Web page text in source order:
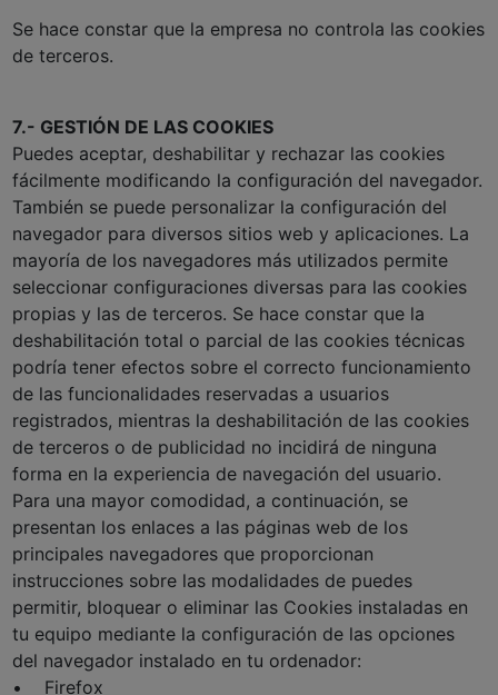
Se hace constar que la empresa no controla las cookies
de terceros.
7.- GESTIÓN DE LAS COOKIES
Puedes aceptar, deshabilitar y rechazar las cookies
fácilmente modificando la configuración del navegador.
También se puede personalizar la configuración del
navegador para diversos sitios web y aplicaciones. La
mayoría de los navegadores más utilizados permite
seleccionar configuraciones diversas para las cookies
propias y las de terceros. Se hace constar que la
deshabilitación total o parcial de las cookies técnicas
podría tener efectos sobre el correcto funcionamiento
de las funcionalidades reservadas a usuarios
registrados, mientras la deshabilitación de las cookies
de terceros o de publicidad no incidirá de ninguna
forma en la experiencia de navegación del usuario.
Para una mayor comodidad, a continuación, se
presentan los enlaces a las páginas web de los
principales navegadores que proporcionan
instrucciones sobre las modalidades de puedes
permitir, bloquear o eliminar las Cookies instaladas en
tu equipo mediante la configuración de las opciones
del navegador instalado en tu ordenador:
• Firefox